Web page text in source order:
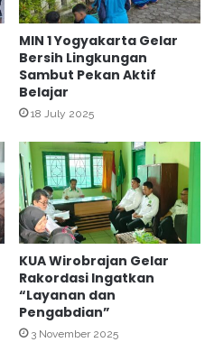
MIN 1 Yogyakarta Gelar
Bersih Lingkungan
Sambut Pekan Aktif
Belajar
18 July 2025
KUA Wirobrajan Gelar
Rakordasi Ingatkan
“Layanan dan
Pengabdian”
3 November 2025